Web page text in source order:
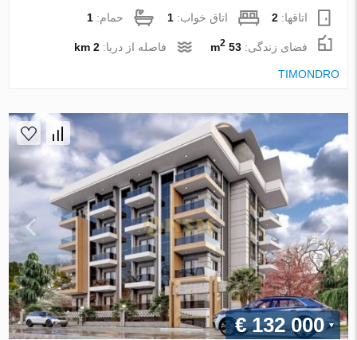
اتاقها:2 اتاق خواب:1 حمام:1
فضای زندگی:53 m
2 فاصله از دریا:2 km
TIMONDRO
€ 132 000